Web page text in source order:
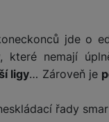
jde o
nemají
ligy… Zároveň je
řady